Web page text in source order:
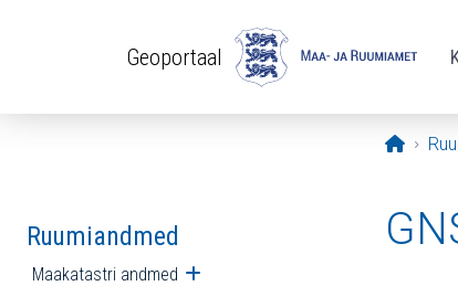
Geoportaal
Ruumiandmed
Maakatastri andmed Ava alammenüü